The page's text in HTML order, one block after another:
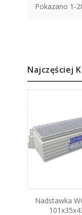
Pokazano 1-
Najczęściej
Nadstawka